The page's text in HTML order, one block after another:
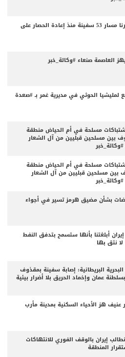
الجيش الأميركي: غيرنا مسار 53 سفينة منذ إعادة الحصار على
العاصمة صنعاء #وكالة_خبر
الحوثي في مديرية غمر بـ #صعدة
مسلحة في أم الحياض منطقة
بين مسلحين قبليين من آل الشعار
مسلحة في أم الحياض منطقة
بين مسلحين قبليين من آل الشعار
بشأن مضيق هرمز تسير في أجواء
أبلغتنا بأنها ستسمح بتدفق النفط
نثق بها
البريطانية: إصابة سفينة بمقذوف
عمان وإخماد الحريق بلا أضرار بيئية
هز الأحياء السكنية بمدينة مأرب
إيران بالوقف الفوري للانتهاكات
المنطقة